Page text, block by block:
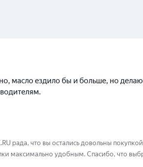
масло ездило бы и больше, но
рада, что вы остались довольны
максимально удобным. Спасибо, что